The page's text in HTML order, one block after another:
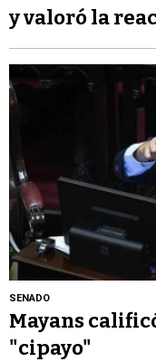
y valoró la
SENADO
Mayans
"cipayo"